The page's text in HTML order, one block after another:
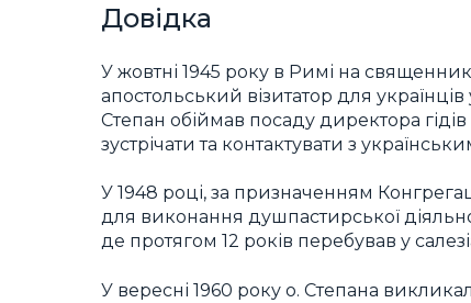
Довідка
У жовтні 1945 року в Римі на
апостольський візитатор для
Степан обіймав посаду директора
зустрічати та контактувати з
У 1948 році, за призначенням
для виконання душпастирської
де протягом 12 років перебував у
У вересні 1960 року о. Степана